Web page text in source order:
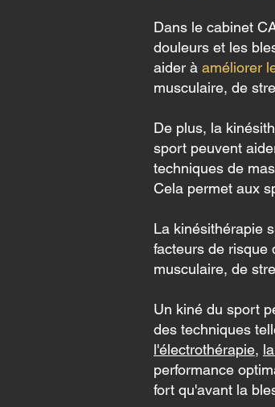
Dans le cabinet
douleurs et les
aider à améliorer
musculaire, de
De plus, la
sport peuvent
techniques de
Cela permet aux
La kinésithérapie
facteurs de risque
musculaire, de
Un kiné du sport
des techniques
l'électrothérapie,
performance
fort qu'avant la